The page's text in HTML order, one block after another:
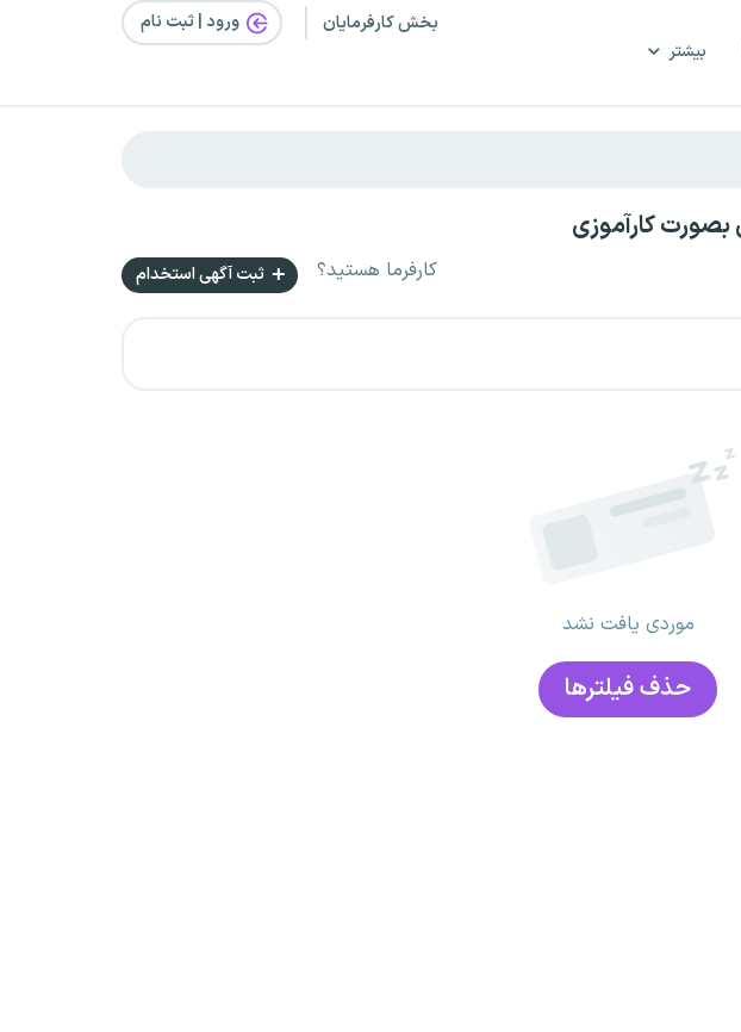
بیشتر
بخش کارفرمایان ورود | ثبت‌ نام
کارفرما هستید؟ ثبت آگهی استخدام
موردی یافت نشد
حذف فیلتر‌ها